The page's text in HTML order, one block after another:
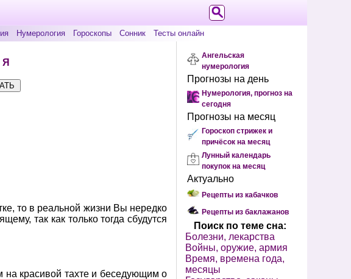
Нумерология Гороскопы Сонник Тесты онлайн
Я
то в реальной жизни Вы нередко
так как только тогда сбудутся
красивой тахте и беседующим о
Ангельская
нумерология
Прогнозы на день
Нумерология, прогноз на
сегодня
Прогнозы на месяц
Гороскоп стрижек и
причёсок на месяц
Лунный календарь
покупок на месяц
Актуально
Рецепты из кабачков
Рецепты из баклажанов
Поиск по теме сна:
Болезни, лекарства
Войны, оружие, армия
Время, времена года,
месяцы